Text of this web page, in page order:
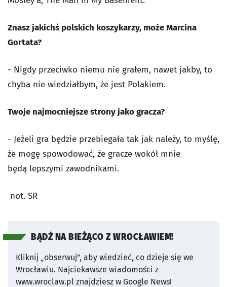
Znasz jakichś polskich koszykarzy, może Marcina
Gortata?
- Nigdy przeciwko niemu nie grałem, nawet jakby, to
chyba nie wiedziałbym, że jest Polakiem.
Twoje najmocniejsze strony jako gracza?
- Jeżeli gra będzie przebiegała tak jak należy, to myślę,
że mogę spowodować, że gracze wokół mnie
będą lepszymi zawodnikami.
not. SR
BĄDŹ NA BIEŻĄCO Z WROCŁAWIEM!
Kliknij „obserwuj”, aby wiedzieć, co dzieje się we
Wrocławiu. Najciekawsze wiadomości z
www.wroclaw.pl znajdziesz w Google News!